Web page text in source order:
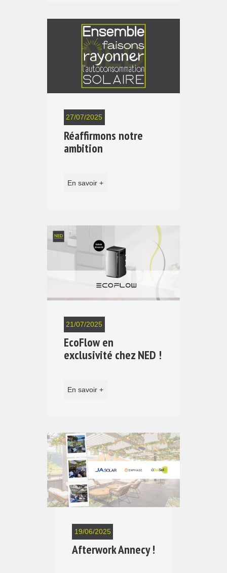
27/07/2025
Réaffirmons notre
ambition
En savoir +
21/07/2025
EcoFlow en
exclusivité chez NED !
En savoir +
19/06/2025
Afterwork Annecy !